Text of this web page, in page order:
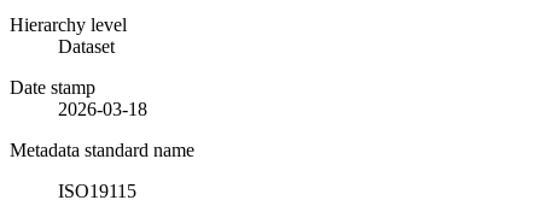
Hierarchy level
Dataset
Date stamp
2026-03-18
Metadata standard name
ISO19115